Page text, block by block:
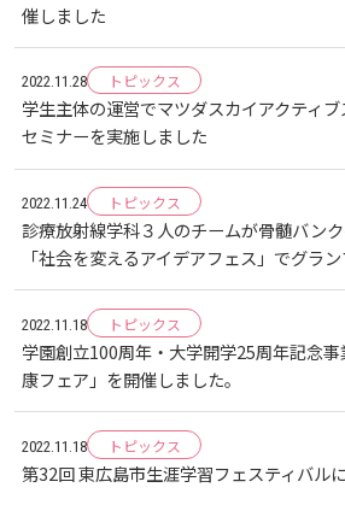
生）
カリキュラム・ポリシー（
療・総合リハ・医療福祉・医療
カリキュラム・ポリシー（
薬・医療栄養）
カリキュラム・ポリシー（
カリキュラム・ポリシー（大学
ディプロマ・ポリシー（2016
ディプロマ・ポリシー（2015年
大学院ディプロマ・ポリシー（
大学院ディプロマ・ポリシー
学生）
大学院ディプロマ・ポリシー（
生）
学長メッセージ
UI（ユニバーシティ・アイデン
大学歌
学園・姉妹校のご案内
臨床教授制度について
財務・事業計画等について
教職課程について
大学機関別認証評価
理学療法士・作業療法士教員資
大学院実践臨床心理学専攻 自
文部科学省への設置認可・届
告書
高等教育の修学支援新制度
ガバナンス・コード
受講生授業アンケート結果
学生寮・学生研修棟
宿泊施設
呉キャンパス
基盤教育センターでの教育活
講座のご案内
広国ドリル
入学予定者へのお知らせ
専門職連携教育センター
広国IPEとは
広国IPEの授業について
広国IPE用語集
情報メディアラーニングセンター
情報端末の必携化について
ICTサポート
図書館
図書館概要
情報センター
資格取得奨励金制度
安全保障貿易管理
研究倫理
連携・協定について
研究情報の公開について（オプ
子ども向け体験講座
子ども向け体験講座 過去の開
ボランティア活動
科目等履修生制度
広島国際大学Town＆
健幸ステーション
広国市民大学
広国市民大学とは
広国市民大学（市民カレッジ）
しあわせ健康センター
大学見学・体験をご希望の方（
海外研修
学生短期海外研修
海外専門研修
外国人留学生
国際交流イベント
アジア介護・福祉教育研修セ
JP（日本語）
催しました
2022.11.28 トピックス
学生主体の運営でマツダスカイアクティ
セミナーを実施しました
2022.11.24 トピックス
診療放射線学科３人のチームが骨髄バン
「社会を変えるアイデアフェス」でグラ
2022.11.18 トピックス
学園創立100周年・大学開学25周年記念
康フェア」を開催しました。
2022.11.18 トピックス
第32回 東広島市生涯学習フェスティバル
2016
2015
2014
2013
2012
2011
2010